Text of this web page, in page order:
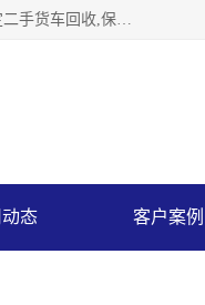
保定辉领再生资源回收有限公司主要经营保定旧车回收，保定报废汽车回收，保定报废汽车回收公司电话,保定二手货车回收,保定黄标车回收, 保定黄标车回收，保定哪里收报废车，保定废旧汽车回收，保定汽车报废手续办理，保定汽车解体厂。将通过采取区域限行促进淘汰、经济补助激励新、加大上路*法处罚、加强达标排放监管等综合措施，对老旧机动车逐步实行末位淘汰，加快老旧机动车淘汰新
态 客户案例